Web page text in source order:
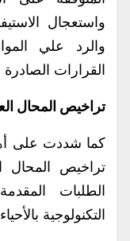
واستعجال
والرد علي
القرارات
تراخيص المحال
كما شددت على
تراخيص المحال
الطلبات
التكنولوجية